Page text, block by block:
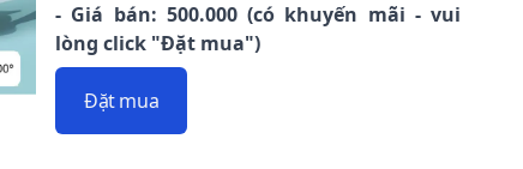
- Giá bán: 500.000 (có khuyến mãi - vui
lòng click "Đặt mua")
Đặt mua